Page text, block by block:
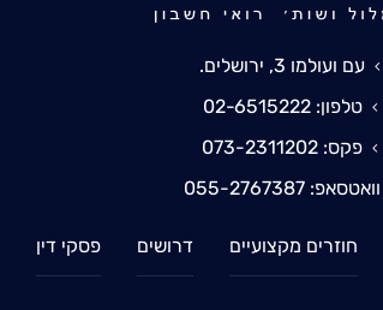
עם ועולמו 3, ירושלים.
טלפון: 02-6515222
פקס: 073-2311202
וואטסאפ: 055-2767387
חוזרים מקצועיים דרושים פסקי דין